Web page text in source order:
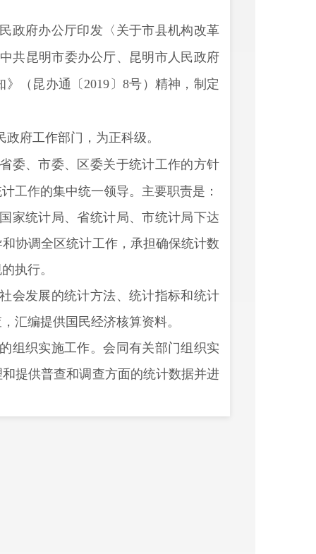
政府办公厅印发〈关于市县机构改革
共昆明市委办公厅、昆明市人民政府
》（昆办通〔2019 〕8号）精神，制定
府工作部门，为正科级。
委、市委、区委关于统计工作的方针
工作的集中统一领导。主要职责是：
家统计局、省统计局、市统计局下达
协调全区统计工作，承担确保统计数
执行。
会发展的统计方法、统计指标和统计
汇编提供国民经济核算资料。
组织实施工作。会同有关部门组织实
提供普查和调查方面的统计数据并进